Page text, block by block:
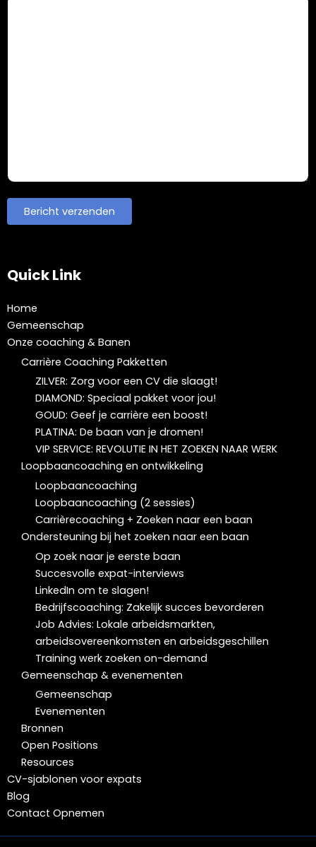
Quick Link
Home
Gemeenschap
Onze coaching & Banen
Carrière Coaching Pakketten
ZILVER: Zorg voor een CV die slaagt!
DIAMOND: Speciaal pakket voor jou!
GOUD: Geef je carrière een boost!
PLATINA: De baan van je dromen!
VIP SERVICE: REVOLUTIE IN HET ZOEKEN NAAR WERK
Loopbaancoaching en ontwikkeling
Loopbaancoaching
Loopbaancoaching (2 sessies)
Carrièrecoaching + Zoeken naar een baan
Ondersteuning bij het zoeken naar een baan
Op zoek naar je eerste baan
Succesvolle expat-interviews
LinkedIn om te slagen!
Bedrijfscoaching: Zakelijk succes bevorderen
Job Advies: Lokale arbeidsmarkten,
arbeidsovereenkomsten en arbeidsgeschillen
Training werk zoeken on-demand
Gemeenschap & evenementen
Gemeenschap
Evenementen
Bronnen
Open Positions
Resources
CV-sjablonen voor expats
Blog
Contact Opnemen